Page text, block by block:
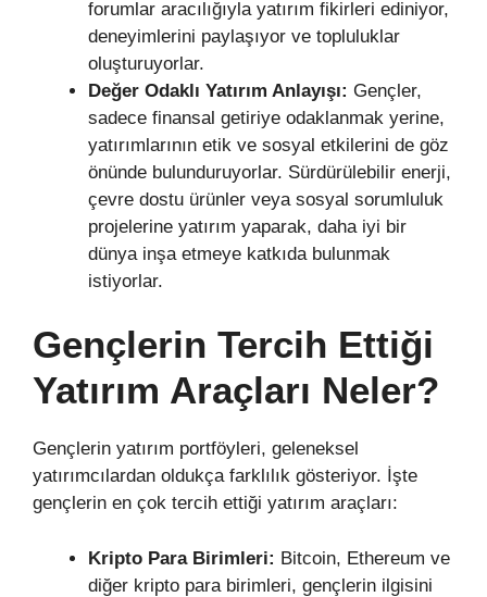
forumlar aracılığıyla yatırım fikirleri ediniyor,
deneyimlerini paylaşıyor ve topluluklar
oluşturuyorlar.
Değer Odaklı Yatırım Anlayışı: Gençler,
sadece finansal getiriye odaklanmak yerine,
yatırımlarının etik ve sosyal etkilerini de göz
önünde bulunduruyorlar. Sürdürülebilir enerji,
çevre dostu ürünler veya sosyal sorumluluk
projelerine yatırım yaparak, daha iyi bir
dünya inşa etmeye katkıda bulunmak
istiyorlar.
Gençlerin Tercih Ettiği
Yatırım Araçları Neler?
Gençlerin yatırım portföyleri, geleneksel
yatırımcılardan oldukça farklılık gösteriyor. İşte
gençlerin en çok tercih ettiği yatırım araçları:
Kripto Para Birimleri: Bitcoin, Ethereum ve
diğer kripto para birimleri, gençlerin ilgisini